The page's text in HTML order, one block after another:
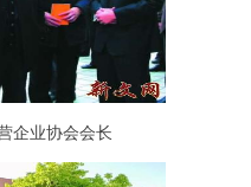
企业协会会长